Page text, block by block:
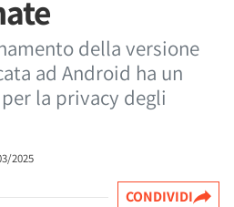
della versione
ad Android ha un
la privacy degli
2025
CONDIVIDI